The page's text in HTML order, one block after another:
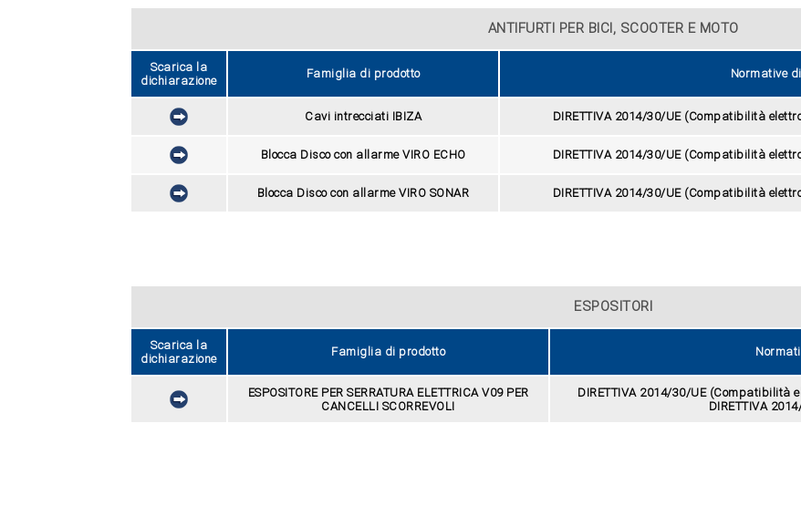
ANTIFURTI PER BICI, SCOOTER E MOTO
Scarica la
dichiarazione
Famiglia di prodotto Normative
Cavi intrecciati IBIZA DIRETTIVA 2014/30/UE (Compatibilità
Blocca Disco con allarme VIRO ECHO DIRETTIVA 2014/30/UE (Compatibilità
Blocca Disco con allarme VIRO SONAR DIRETTIVA 2014/30/UE (Compatibilità
ESPOSITORI
Scarica la
dichiarazione
Famiglia di prodotto
ESPOSITORE PER SERRATURA ELETTRICA V09 PER
CANCELLI SCORREVOLI
DIRETTIVA 2014/30/UE (Compatibilità
DIRETTIVA